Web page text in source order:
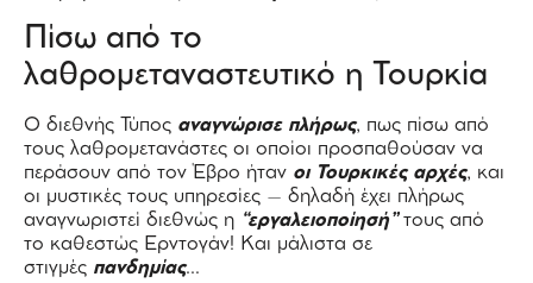
Πίσω από το
λαθρομεταναστευτικό η Τουρκία
Ο διεθνής Τύπος αναγνώρισε πλήρως, πως πίσω από
τους λαθρομετανάστες οι οποίοι προσπαθούσαν να
περάσουν από τον Έβρο ήταν οι Τουρκικές αρχές, και
οι μυστικές τους υπηρεσίες – δηλαδή έχει πλήρως
αναγνωριστεί διεθνώς η “εργαλειοποίησή”τους από
το καθεστώς Ερντογάν! Και μάλιστα σε
στιγμές πανδημίας…